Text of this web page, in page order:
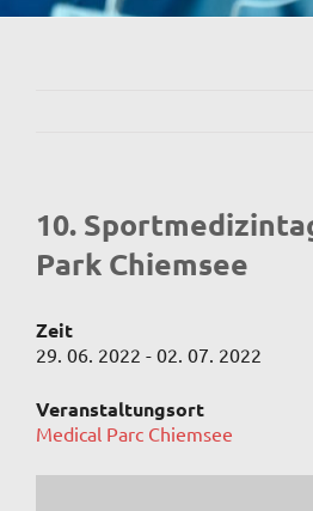
10.
Park Chiemsee
Zeit
29. 06. 2022 - 02. 07. 2022
Veranstaltungsort
Medical Parc Chiemsee